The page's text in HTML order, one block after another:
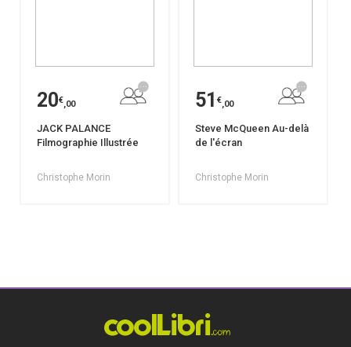
20€,00
JACK PALANCE
Filmographie Illustrée
Christophe Morin
51 €,00
Steve McQueen Au-delà
de l'écran
Christophe Morin